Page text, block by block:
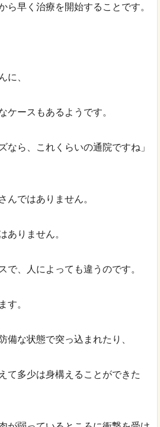
ら早く治療を開始することです。
に、
ケースもあるようです。
なら、これくらいの通院ですね」
んではありません。
ありません。
で、人によっても違うのです。
す。
備な状態で突っ込まれたり、
て多少は身構えることができた